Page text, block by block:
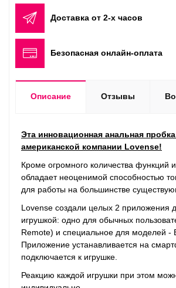
Доставка от 2-х часов
Безопасная онлайн-оплата
Описание Отзывы
Эта инновационная анальная
американской компании Lovense!
Кроме огромного количества функций
обладает неоценимой способностью
для работы на большинстве
Lovense создали целых 2 приложения
игрушкой: одно для обычных
Remote) и специальное для моделей -
Приложение устанавливается на
подключается к игрушке.
Реакцию каждой игрушки при этом